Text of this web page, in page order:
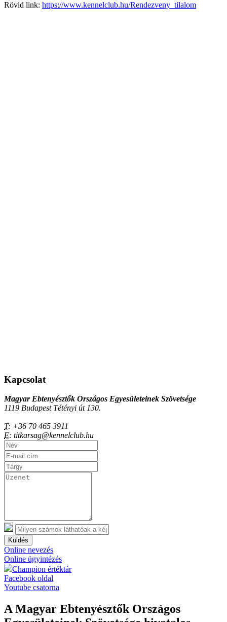
Rövid link: https://www.kennelclub.hu/Rendezveny_tilalom
Kapcsolat
Magyar Ebtenyésztők Országos Egyesületeinek Szövetsége
1119 Budapest Tétényi út 130.
T: +36 70 465 3911
E: titkarsag@kennelclub.hu
Küldés
Online nevezés
Online ügyintézés
Champion értéktár
Facebook oldal
Youtube csatorna
A Magyar Ebtenyésztők Országos